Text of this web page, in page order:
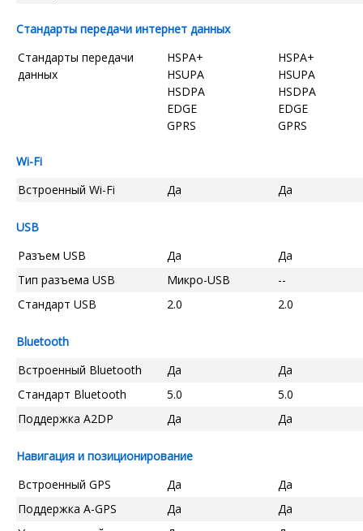
Стандарты передачи интернет данных
Стандарты передачи
данных
HSPA+
HSUPA
HSDPA
EDGE
GPRS
HSPA+
HSUPA
HSDPA
EDGE
GPRS
Wi-Fi
Встроенный Wi-Fi
Да Да
USB
Разъем USB
Да
Да
Тип разъема USB
Микро-USB
--
Стандарт USB
2.0 2.0
Bluetooth
Встроенный Bluetooth
Да
Да
Стандарт Bluetooth
5.0
5.0
Поддержка A2DP
Да Да
Навигация и позиционирование
Встроенный GPS
Да
Да
Поддержка A-GPS
Да
Да